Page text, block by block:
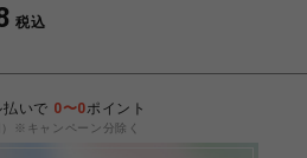
税込
いで 0〜0ポイント
）※キャンペーン分除く